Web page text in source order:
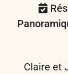
Claire et